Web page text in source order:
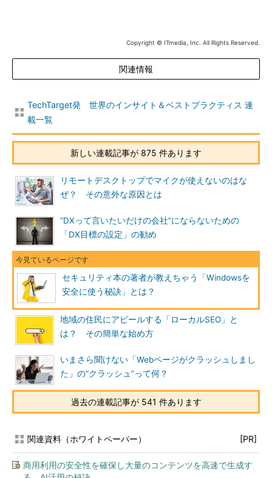
Copyright © ITmedia, Inc. All Rights Reserved.
関連情報
TechTarget発 世界のインサイト＆ベストプラクティス 連
載一覧
新しい連載記事が 875 件あります
リモートデスクトップでマイクが使えないのはな
ぜ？ その意外な原因とは
“DXって言いたいだけの会社”にならないための
「DX目標の設定」の勧め
セキュリティ本の著者が教えちゃう「Windowsを
安全に使う秘訣」とは？
地域の住民にアピールする「ローカルSEO」と
は？ その簡単な始め方
いまさら聞けない「Webページがクラッシュしまし
た」の“クラッシュ”って何？
過去の連載記事が 541 件あります
関連資料（ホワイトペーパー） [PR]
商用利用の安全性を確保し大量のコンテンツを高速で生成す